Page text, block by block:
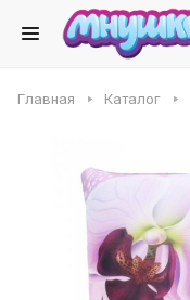
Главная Каталог